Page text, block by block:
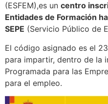
(ESFEM),es un centro
Entidades de Formación
SEPE (Servicio Público de
El código asignado es el
para impartir, dentro de la
Programada para las
para el empleo.